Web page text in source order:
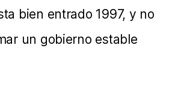
bien entrado 1997, y no
un gobierno estable